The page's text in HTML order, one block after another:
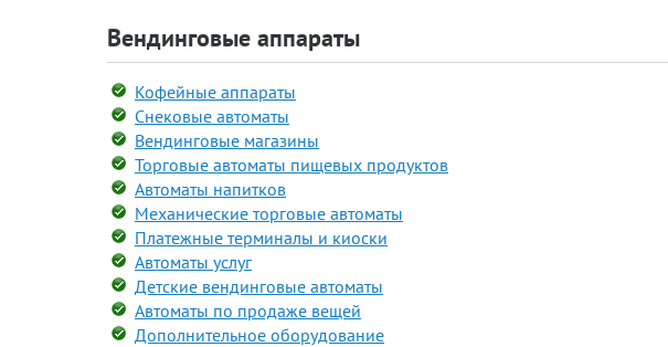
Вендинговые аппараты
Кофейные аппараты
Снековые автоматы
Вендинговые магазины
Торговые автоматы пищевых продуктов
Автоматы напитков
Механические торговые автоматы
Платежные терминалы и киоски
Автоматы услуг
Детские вендинговые автоматы
Автоматы по продаже вещей
Дополнительное оборудование